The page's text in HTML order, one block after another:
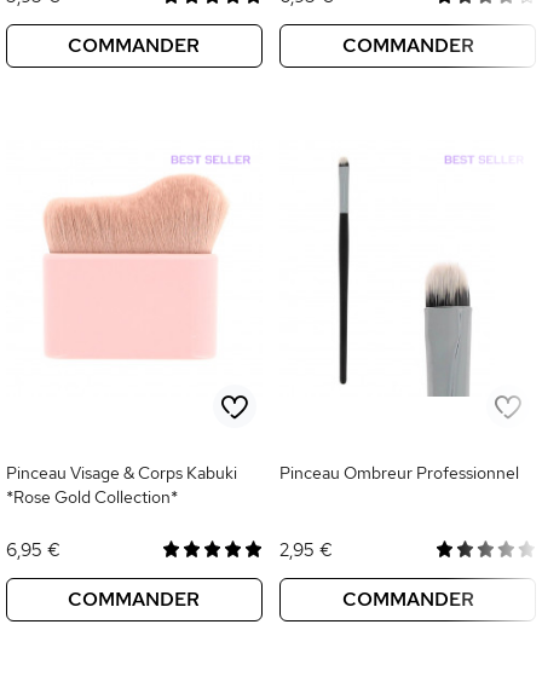
COMMANDER COMMANDER
Pinceau Visage & Corps Kabuki
*Rose Gold Collection*
6,95 €
COMMANDER
Pinceau Ombreur Professionnel
2,95 €
COMMANDER